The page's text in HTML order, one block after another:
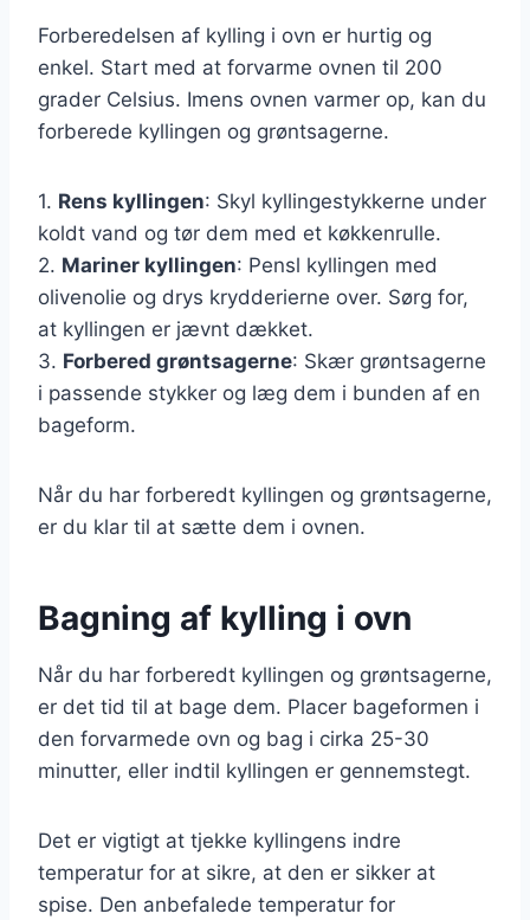
Forberedelsen af kylling i ovn er hurtig og
enkel. Start med at forvarme ovnen til 200
grader Celsius. Imens ovnen varmer op, kan du
forberede kyllingen og grøntsagerne.
1. Rens kyllingen: Skyl kyllingestykkerne under
koldt vand og tør dem med et køkkenrulle.
2. Mariner kyllingen: Pensl kyllingen med
olivenolie og drys krydderierne over. Sørg for,
at kyllingen er jævnt dækket.
3. Forbered grøntsagerne: Skær grøntsagerne
i passende stykker og læg dem i bunden af en
bageform.
Når du har forberedt kyllingen og grøntsagerne,
er du klar til at sætte dem i ovnen.
Bagning af kylling i ovn
Når du har forberedt kyllingen og grøntsagerne,
er det tid til at bage dem. Placer bageformen i
den forvarmede ovn og bag i cirka 25-30
minutter, eller indtil kyllingen er gennemstegt.
Det er vigtigt at tjekke kyllingens indre
temperatur for at sikre, at den er sikker at
spise. Den anbefalede temperatur for